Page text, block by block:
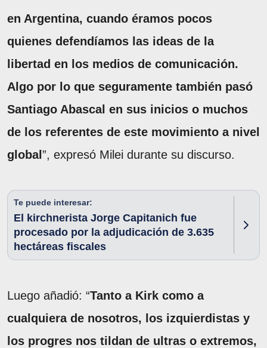
en Argentina, cuando éramos pocos
quienes defendíamos las ideas de la
libertad en los medios de comunicación.
Algo por lo que seguramente también pasó
Santiago Abascal en sus inicios o muchos
de los referentes de este movimiento a nivel
global ”, expresó Milei durante su discurso.
Te puede interesar:
El kirchnerista Jorge Capitanich fue
procesado por la adjudicación de 3.635
hectáreas fiscales
Luego añadió: “Tanto a Kirk como a
cualquiera de nosotros, los izquierdistas y
los progres nos tildan de ultras o extremos,